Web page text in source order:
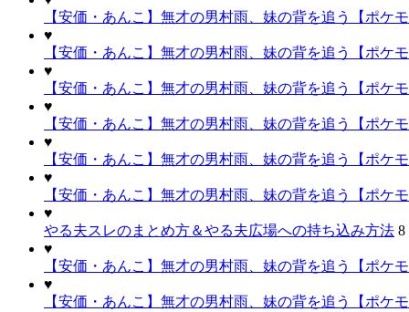
【安価・あんこ】無才の男村雨、妹の背を追う【ポケ
♥
【安価・あんこ】無才の男村雨、妹の背を追う【ポケ
♥
【安価・あんこ】無才の男村雨、妹の背を追う【ポケ
♥
【安価・あんこ】無才の男村雨、妹の背を追う【ポケ
♥
【安価・あんこ】無才の男村雨、妹の背を追う【ポケ
♥
【安価・あんこ】無才の男村雨、妹の背を追う【ポケ
♥
やる夫スレのまとめ方＆やる夫広場への持ち込み方法 8
♥
【安価・あんこ】無才の男村雨、妹の背を追う【ポケ
♥
【安価・あんこ】無才の男村雨、妹の背を追う【ポ